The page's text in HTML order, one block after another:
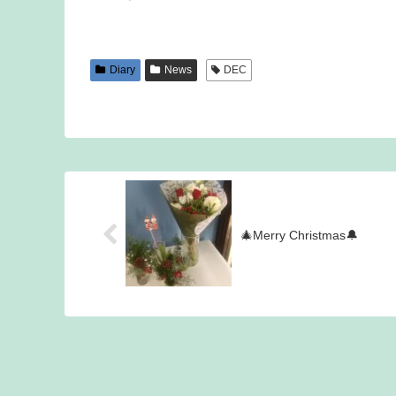
Diary News DEC
🎄Merry Christmas🔔